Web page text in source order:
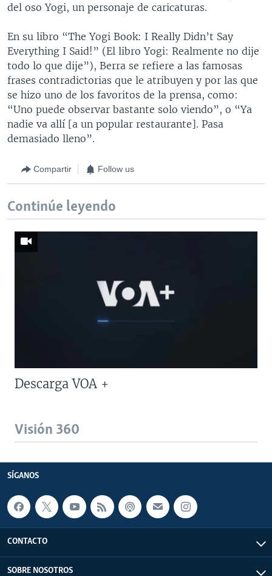
del oso Yogi, un personaje de caricaturas.
En su libro “The Yogi Book: I Really Didn’t Say
Everything I Said!” (El libro Yogi: Realmente no dije
todo lo que dije”), Berra se refiere a las famosas
frases contradictorias que le atribuyen y por las que
se hizo uno de los favoritos de la prensa, como:
“Uno puede observar bastante solo viendo”, o “Ya
nadie va allí [a un popular restaurante]. Pasa
demasiado lleno”.
Compartir Follow us
Continúe leyendo
Descarga VOA +
Visión 360
SÍGANOS
CONTACTO
SOBRE NOSOTROS